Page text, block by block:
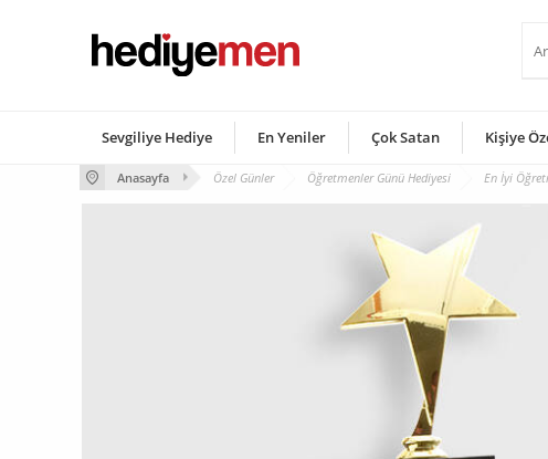
Sevgiliye Hediye En Yeniler Çok Satan Kişiye
Anasayfa Özel Günler Öğretmenler Günü Hediyesi En İyi